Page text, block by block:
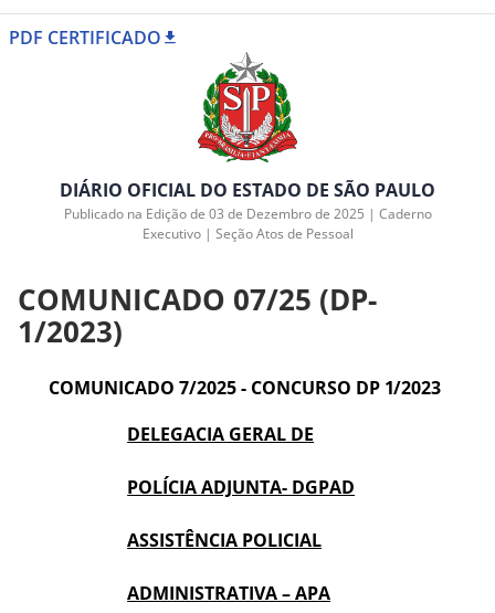
PDF CERTIFICADO
DIÁRIO OFICIAL DO ESTADO DE SÃO PAULO
Publicado na Edição de 03 de Dezembro de 2025 | Caderno
Executivo | Seção Atos de Pessoal
COMUNICADO 07/25 (DP-
1/2023)
COMUNICADO 7/2025 - CONCURSO DP 1/2023
DELEGACIA GERAL DE
POLÍCIA ADJUNTA- DGPAD
ASSISTÊNCIA POLICIAL
ADMINISTRATIVA – APA